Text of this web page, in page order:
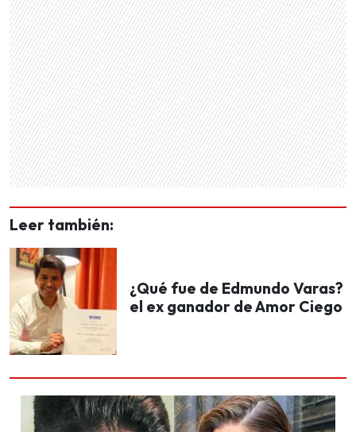
Leer también:
¿Qué fue de Edmundo Varas?
el ex ganador de Amor Ciego